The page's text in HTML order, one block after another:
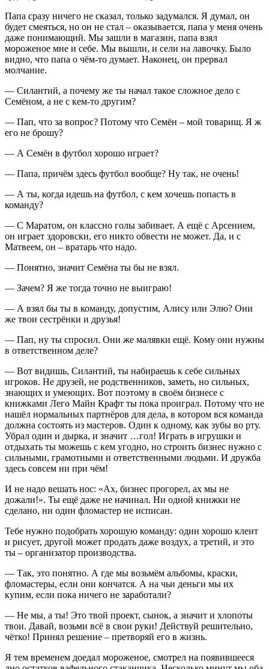
Папа сразу ничего не сказал, только задумался. Я думал, он
будет смеяться, но он не стал – оказывается, папа у меня очень
даже понимающий. Мы зашли в магазин, папа взял
мороженое мне и себе. Мы вышли, и сели на лавочку. Было
видно, что папа о чём-то думает. Наконец, он прервал
молчание.
— Силантий, а почему же ты начал такое сложное дело с
Семёном, а не с кем-то другим?
— Пап, что за вопрос? Потому что Семён – мой товарищ. Я ж
его не брошу?
— А Семён в футбол хорошо играет?
— Папа, причём здесь футбол вообще? Ну так, не очень!
— А ты, когда идешь на футбол, с кем хочешь попасть в
команду?
— С Маратом, он классно голы забивает. А ещё с Арсением,
он играет здоровски, его никто обвести не может. Да, и с
Матвеем, он – вратарь что надо.
— Понятно, значит Семёна ты бы не взял.
— Зачем? Я же тогда точно не выиграю!
— А взял бы ты в команду, допустим, Алису или Элю? Они
же твои сестрёнки и друзья!
— Пап, ну ты спросил. Они же малявки ещё. Кому они нужны
в ответственном деле?
— Вот видишь, Силантий, ты набираешь к себе сильных
игроков. Не друзей, не родственников, заметь, но сильных,
знающих и умеющих. Вот поэтому в своём бизнесе с
книжками Лего Майн Крафт ты пока проиграл. Потому что не
нашёл нормальных партнёров для дела, в котором вся команда
должна состоять из мастеров. Один к одному, как зубы во рту.
Убрал один и дырка, и значит …гол! Играть в игрушки и
отдыхать ты можешь с кем угодно, но строить бизнес нужно с
сильными, грамотными и ответственными людьми. И дружба
здесь совсем ни при чём!
И не надо вешать нос: «Ах, бизнес прогорел, ах мы не
дожали!». Ты ещё даже не начинал. Ни одной книжки не
сделано, ни один фломастер не исписан.
Тебе нужно подобрать хорошую команду: один хорошо клеит
и рисует, другой может продать даже воздух, а третий, и это
ты – организатор производства.
— Так, это понятно. А где мы возьмём альбомы, краски,
фломастеры, если они кончатся. А на чьи деньги мы их
купим, если пока ничего не заработали?
— Не мы, а ты! Это твой проект, сынок, а значит и хлопоты
твои. Давай, возьми всё в свои руки! Действуй решительно,
чётко! Принял решение – претворяй его в жизнь.
Я тем временем доедал мороженое, смотрел на появившееся